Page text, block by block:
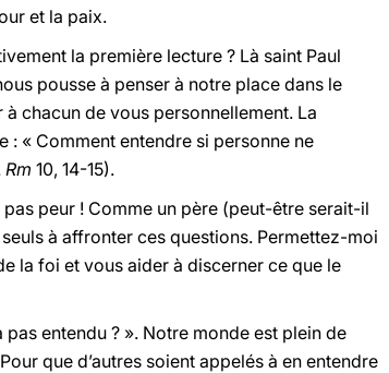
et la paix.
la première lecture ? Là saint Paul
pousse à penser à notre place dans le
chacun de vous personnellement. La
: « Comment entendre si personne ne
Rm 10, 14-15).
peur ! Comme un père (peut-être serait-il
à affronter ces questions. Permettez-moi
la foi et vous aider à discerner ce que le
entendu ? ». Notre monde est plein de
que d’autres soient appelés à en entendre